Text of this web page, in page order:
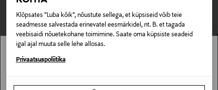
Klõpsates "Luba kõik", nõustute sellega, et küpsiseid võib teie
seadmesse salvestada erinevatel eesmärkidel, nt. B. et tagada
veebisaidi nõuetekohane toimimine. Saate oma küpsiste seadeid
igal ajal muuta selle lehe allosas.
Privaatsuspoliitika
100% nahk
Hooldusjuhendid
Puhasta niiske lapiga. Kasuta nahale sobivaid
VAATASID KA
Stockmann pole Sinu riigis saadaval.